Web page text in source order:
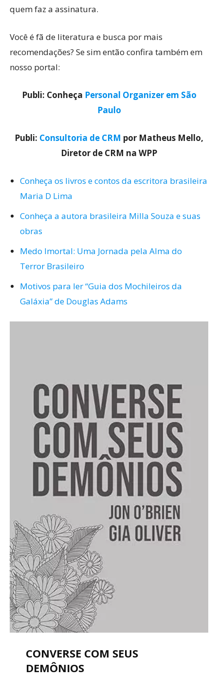
quem faz a assinatura.
Você é fã de literatura e busca por mais
recomendações? Se sim então confira também em
nosso portal:
Publi: Conheça Personal Organizer em São
Paulo
Publi: Consultoria de CRM por Matheus Mello,
Diretor de CRM na WPP
Conheça os livros e contos da escritora brasileira
Maria D Lima
Conheça a autora brasileira Milla Souza e suas
obras
Medo Imortal: Uma Jornada pela Alma do
Terror Brasileiro
Motivos para ler “Guia dos Mochileiros da
Galáxia” de Douglas Adams
CONVERSE COM SEUS
DEMÔNIOS